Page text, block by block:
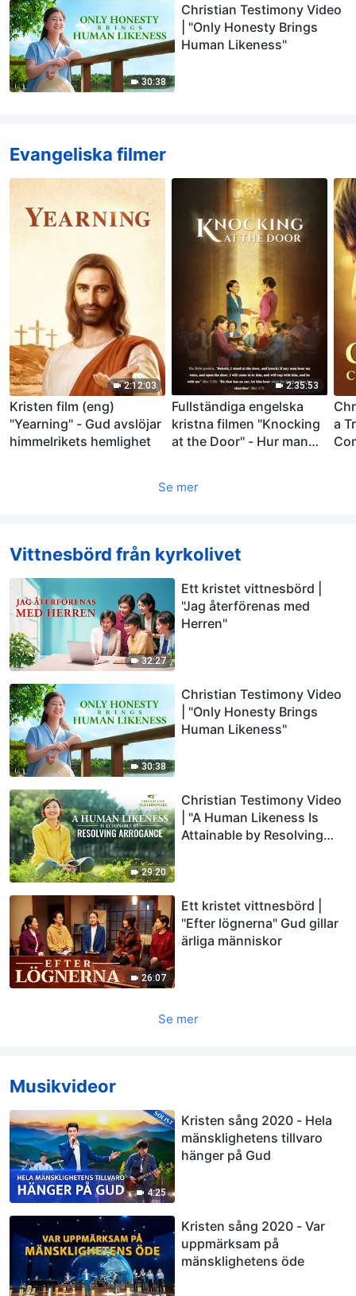
30:38
Christian Testimony Video
| "Only Honesty Brings
Human Likeness"
Evangeliska filmer
2:12:03
Kristen film (eng)
"Yearning" - Gud avslöjar
himmelrikets hemlighet
2:35:53
Fullständiga engelska
kristna filmen "Knocking
at the Door" - Hur man
a
Se mer
Vittnesbörd från kyrkolivet
32:27
Ett kristet vittnesbörd |
"Jag återförenas med
Herren"
30:38
Christian Testimony Video
| "Only Honesty Brings
Human Likeness"
29:20
Christian Testimony Video
| "A Human Likeness Is
Attainable by Resolving
26:07
Ett kristet vittnesbörd |
"Efter lögnerna" Gud gillar
ärliga människor
Se mer
Musikvideor
4:25
Kristen sång 2020 - Hela
mänsklighetens tillvaro
hänger på Gud
Kristen sång 2020 - Var
uppmärksam på
mänsklighetens öde